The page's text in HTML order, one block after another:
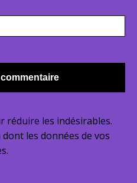
réduire les indésirables.
les données de vos
.